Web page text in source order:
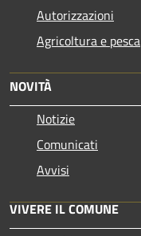
Autorizzazioni
Agricoltura e pesca
NOVITÀ
Notizie
Comunicati
Avvisi
VIVERE IL COMUNE